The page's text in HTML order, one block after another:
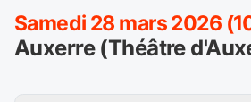
Samedi 28 mars 2026
Auxerre (Théâtre